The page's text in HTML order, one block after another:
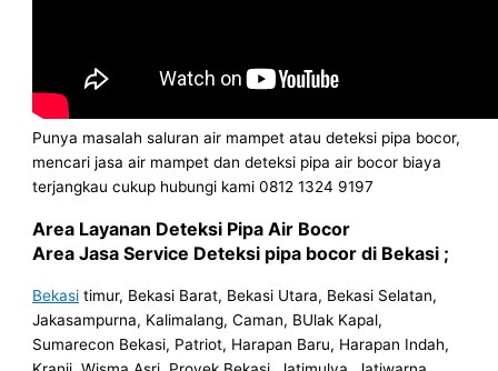
Punya masalah saluran air mampet atau deteksi pipa bocor,
mencari jasa air mampet dan deteksi pipa air bocor biaya
terjangkau cukup hubungi kami 0812 1324 9197
Area Layanan Deteksi Pipa Air Bocor
Area Jasa Service Deteksi pipa bocor di Bekasi ;
Bekasi timur, Bekasi Barat, Bekasi Utara, Bekasi Selatan,
Jakasampurna, Kalimalang, Caman, BUlak Kapal,
Sumarecon Bekasi, Patriot, Harapan Baru, Harapan Indah,